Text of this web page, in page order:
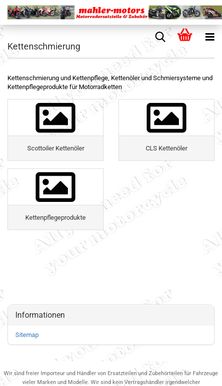
Kettenschmierung
Kettenschmierung und Kettenpflege, Kettenöler und Schmiersysteme und
Kettenpflegeprodukte für Motorradketten
Scottoiler Kettenöler CLS Kettenöler
Kettenpflegeprodukte
Informationen
Sitemap
Wir sind freier Importeur und Händler von Ersatzteilen und Zubehörteilen für Fahrzeuge
vieler Marken und Modelle. Wir sind kein Vertragshändler irgendwelcher